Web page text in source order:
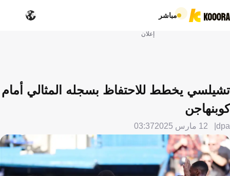
مباشر
إعلان
تشيلسي يخطط للاحتفاظ بسجله المثالي أمام
كوبنهاجن
dpa 12 مارس 2025 03:37